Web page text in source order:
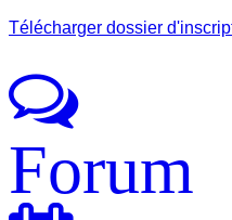
Télécharger dossier
Forum